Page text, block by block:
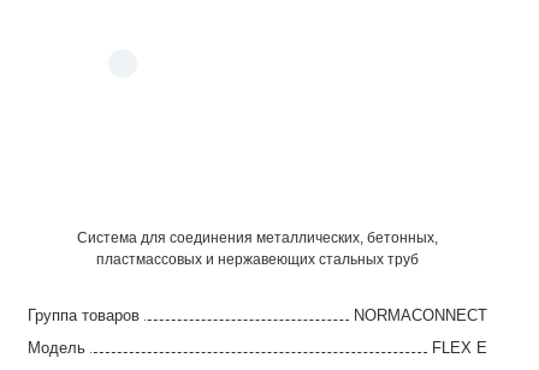
Система для соединения металлических, бетонных,
пластмассовых и нержавеющих стальных труб
Группа товаров
NORMACONNECT
Модель
FLEX E